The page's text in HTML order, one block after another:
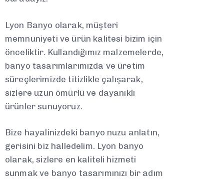
Lyon Banyo olarak, müşteri
memnuniyeti ve ürün kalitesi bizim için
önceliktir. Kullandığımız malzemelerde,
banyo tasarımlarımızda ve üretim
süreçlerimizde titizlikle çalışarak,
sizlere uzun ömürlü ve dayanıklı
ürünler sunuyoruz.
Bize hayalinizdeki banyo nuzu anlatın,
gerisini biz halledelim. Lyon banyo
olarak, sizlere en kaliteli hizmeti
sunmak ve banyo tasarımınızı bir adım